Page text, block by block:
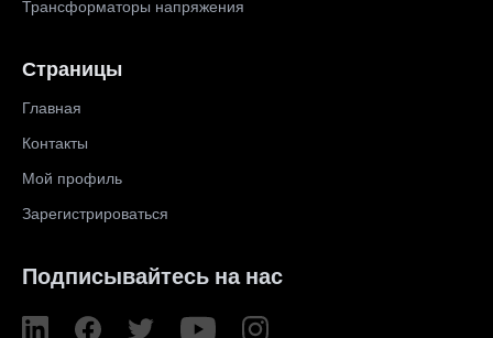
Трансформаторы напряжения
Страницы
Главная
Контакты
Мой профиль
Зарегистрироваться
Подписывайтесь на нас